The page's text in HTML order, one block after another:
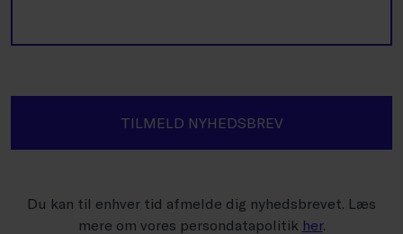
TILMELD NYHEDSBREV
Du kan til enhver tid afmelde dig nyhedsbrevet. Læs
mere om vores persondatapolitik her.